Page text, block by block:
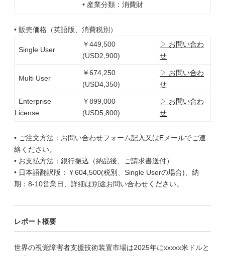
• 産業分類：消費財
• 販売価格（英語版、消費税別）
Single User
￥449,500
(USD2,900)
▷ お問い合わ
せ
Multi User
￥674,250
(USD4,350)
▷ お問い合わ
せ
Enterprise
License
￥899,000
(USD5,800)
▷ お問い合わ
せ
• ご注文方法：お問い合わせフォーム記入又はEメールでご連
絡ください。
• お支払方法：銀行振込（納品後、ご請求書送付）
• 日本語翻訳版：￥604,500(税別、Single Userの場合)、納
期：8-10営業日、詳細は別途お問い合わせください。
レポート概要
世界の視覚障害者支援技術装置市場は2025年にxxxxx米ドルと